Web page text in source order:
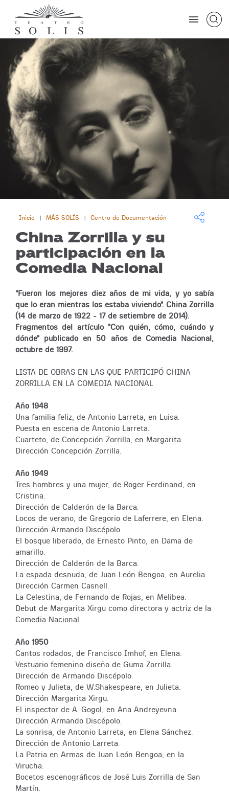
Inicio MÁS SOLÍS Centro de Documentación
China Zorrilla y su
participación en la
Comedia Nacional
"Fueron los mejores diez años de mi vida, y yo sabía
que lo eran mientras los estaba viviendo". China Zorrilla
(14 de marzo de 1922 - 17 de setiembre de 2014).
Fragmentos del artículo "Con quién, cómo, cuándo y
dónde" publicado en 50 años de Comedia Nacional,
octubre de 1997.
LISTA DE OBRAS EN LAS QUE PARTICIPÓ CHINA
ZORRILLA EN LA COMEDIA NACIONAL
Año 1948
Una familia feliz, de Antonio Larreta, en Luisa.
Puesta en escena de Antonio Larreta.
Cuarteto, de Concepción Zorrilla, en Margarita.
Dirección Concepción Zorrilla.
Año 1949
Tres hombres y una mujer, de Roger Ferdinand, en
Cristina.
Dirección de Calderón de la Barca.
Locos de verano, de Gregorio de Laferrere, en Elena.
Dirección Armando Discépolo.
El bosque liberado, de Ernesto Pinto, en Dama de
amarillo.
Dirección de Calderón de la Barca.
La espada desnuda, de Juan León Bengoa, en Aurelia.
Dirección Carmen Casnell.
La Celestina, de Fernando de Rojas, en Melibea.
Debut de Margarita Xirgu como directora y actriz de la
Comedia Nacional.
Año 1950
Cantos rodados, de Francisco Imhof, en Elena.
Vestuario femenino diseño de Guma Zorrilla.
Dirección de Armando Discépolo.
Romeo y Julieta, de W.Shakespeare, en Julieta.
Dirección Margarita Xirgu.
El inspector de A. Gogol, en Ana Andreyevna.
Dirección Armando Discépolo.
La sonrisa, de Antonio Larreta, en Elena Sánchez.
Dirección de Antonio Larreta.
La Patria en Armas de Juan León Bengoa, en la
Virucha.
Bocetos escenográficos de José Luis Zorrilla de San
Martín.